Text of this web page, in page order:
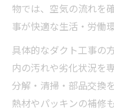
物では、空気の流れを
事が快適な生活・労働
具体的なダクト工事の
内の汚れや劣化状況を
分解・清掃・部品交換
熱材やパッキンの補修